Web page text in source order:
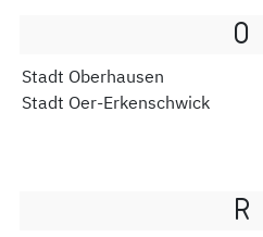
O
Stadt Oberhausen
Stadt Oer-Erkenschwick
R